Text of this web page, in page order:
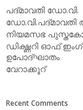
പദ്മാവതി ഡോ.വി.
ഡോ.വി.പദ്മാവതി
നിയമസഭ
ഡിക്ഷ്ണറി ഓഫ്
ഉപോദ്ഘാതം
വേറാക്കൂറ്
Recent Comments